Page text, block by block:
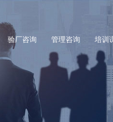
验厂咨询 管理咨询 培训